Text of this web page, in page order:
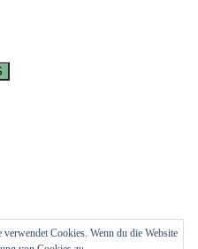
Cookies. Wenn du die Website